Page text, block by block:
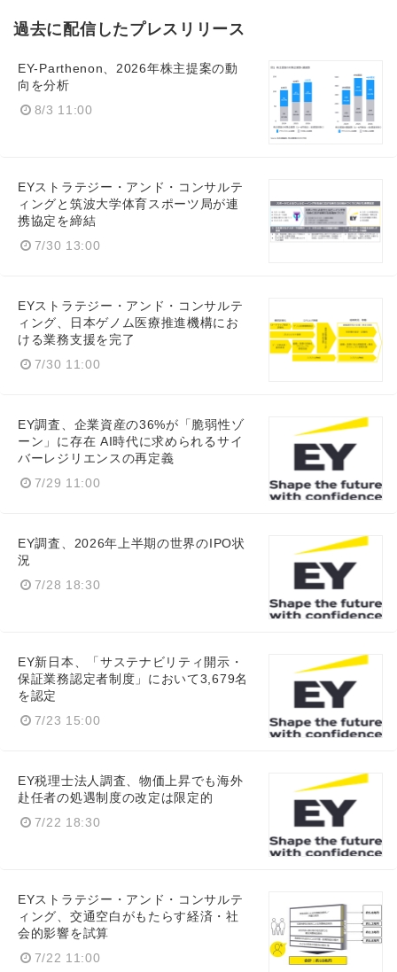
過去に配信したプレスリリース
EY-Parthenon、2026年株主提案の動
向を分析
8/3 11:00
EYストラテジー・アンド・コンサルテ
ィングと筑波大学体育スポーツ局が連
携協定を締結
7/30 13:00
EYストラテジー・アンド・コンサルテ
ィング、日本ゲノム医療推進機構にお
ける業務支援を完了
7/30 11:00
EY調査、企業資産の36%が「脆弱性ゾ
ーン」に存在 AI時代に求められるサイ
バーレジリエンスの再定義
7/29 11:00
EY調査、2026年上半期の世界のIPO状
況
7/28 18:30
EY新日本、「サステナビリティ開示・
保証業務認定者制度」において3,679名
を認定
7/23 15:00
EY税理士法人調査、物価上昇でも海外
赴任者の処遇制度の改定は限定的
7/22 18:30
EYストラテジー・アンド・コンサルテ
ィング、交通空白がもたらす経済・社
会的影響を試算
7/22 11:00